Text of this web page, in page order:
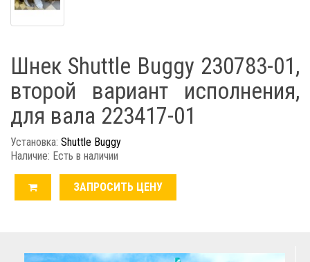
Шнек Shuttle Buggy 230783-01,
второй вариант исполнения,
для вала 223417-01
Установка: Shuttle Buggy
Наличие: Есть в наличии
ЗАПРОСИТЬ ЦЕНУ